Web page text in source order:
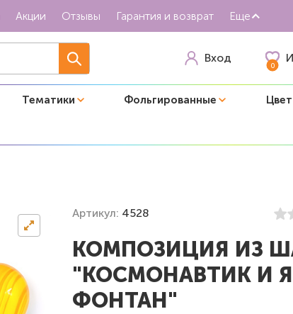
Акции Отзывы Гарантия и возврат Еще
Вход
0
Тематики Фольгированные Цвет
Артикул: 4528
КОМПОЗИЦИЯ ИЗ
"КОСМОНАВТИК И
ФОНТАН"